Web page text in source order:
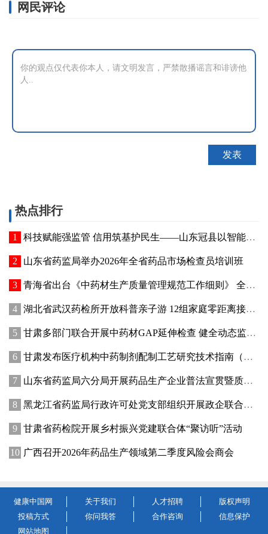
网民评论
热点排行
科技赋能强监管 信用筑基护民生——山东冠县以智能管控提质“两定机构”医保服务能力
山东省药监局举办2026年全省药品市场检查员培训班
青海省出台《中药材生产质量管理规范工作细则》 全面强化中药材质量源头管控
湖北省武汉药检所开放科普亲子游 12组家庭零距离接触药品检验
甘肃多部门联合开展中药材GAP延伸检查 健全动态监管机制
甘肃发布医疗机构中药制剂配制工艺研究技术指南（试行）
山东省药监局六分局开展药品生产企业普法宣贯暨质量管理提升座谈交流活动
黑龙江省药监局行政许可处党支部组织开展政企联合主题党日活动
甘肃省药检院开展乡村振兴党建联合体“聚访听”活动
广西召开2026年药品生产领域第二季度风险会商会
健康中国网 关于我们 人才招聘
版权声明
投稿方式
你问我答 合作咨询
信息保护
网站地图